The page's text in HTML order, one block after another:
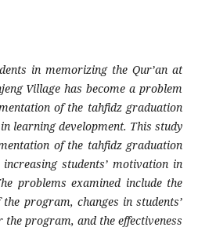
in memorizing the Qur’an at
Village has become a problem
of the tahfidz graduation
learning development. This study
of the tahfidz graduation
students’ motivation in
problems examined include the
program, changes in students’
program, and the effectiveness